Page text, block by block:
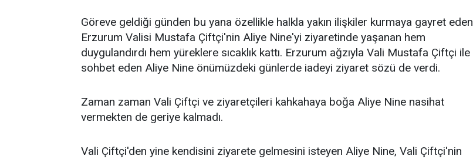
Göreve geldiği günden bu yana özellikle halkla yakın ilişkiler kurmaya gayret eden
Erzurum Valisi Mustafa Çiftçi'nin Aliye Nine'yi ziyaretinde yaşanan hem
duygulandırdı hem yüreklere sıcaklık kattı. Erzurum ağzıyla Vali Mustafa Çiftçi ile
sohbet eden Aliye Nine önümüzdeki günlerde iadeyi ziyaret sözü de verdi.
Zaman zaman Vali Çiftçi ve ziyaretçileri kahkahaya boğa Aliye Nine nasihat
vermekten de geriye kalmadı.
Vali Çiftçi'den yine kendisini ziyarete gelmesini isteyen Aliye Nine, Vali Çiftçi'nin